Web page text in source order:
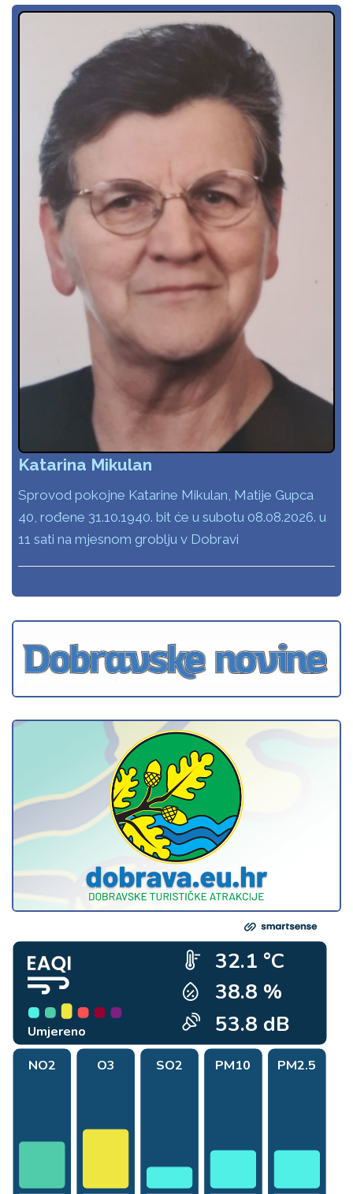
Katarina Mikulan
Sprovod pokojne Katarine Mikulan, Matije Gupca
40, rođene 31.10.1940. bit će u subotu 08.08.2026. u
11 sati na mjesnom groblju v Dobravi